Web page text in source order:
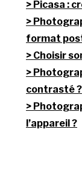
Picasa :
format
Choisir
contrasté ?
l’appareil ?